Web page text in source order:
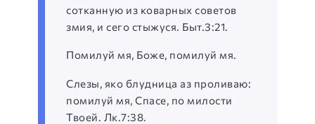
сотканную из коварных советов
змия, и сего стыжуся. Быт.3:21.
Помилуй мя, Боже, помилуй мя.
Слезы, яко блудница аз проливаю:
помилуй мя, Спасе, по милости
Твоей. Лк.7:38.